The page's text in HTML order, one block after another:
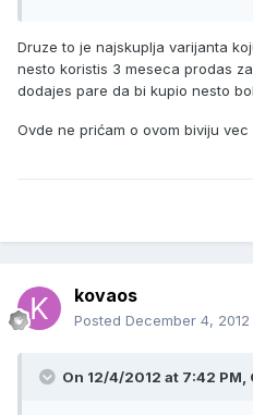
Druze to je najskuplja varijanta
nesto koristis 3 meseca prodas
dodajes pare da bi kupio nesto
Ovde ne prićam o ovom biviju vec
kovaos
Posted December 4, 2012
On 12/4/2012 at 7:42 PM,